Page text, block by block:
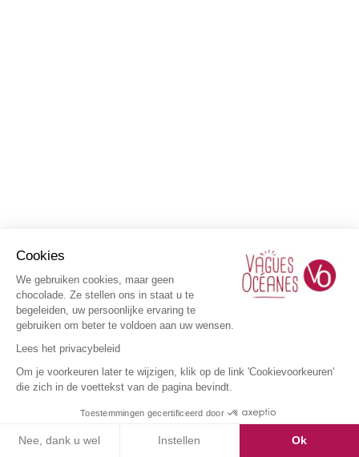
Cookies
We gebruiken cookies, maar geen
chocolade. Ze stellen ons in staat u te
begeleiden, uw persoonlijke ervaring te
gebruiken om beter te voldoen aan uw wensen.
Lees het privacybeleid
Om je voorkeuren later te wijzigen, klik op de link 'Cookievoorkeuren'
die zich in de voettekst van de pagina bevindt.
Toestemmingen gecertificeerd door
Nee, dank u wel Instellen Ok